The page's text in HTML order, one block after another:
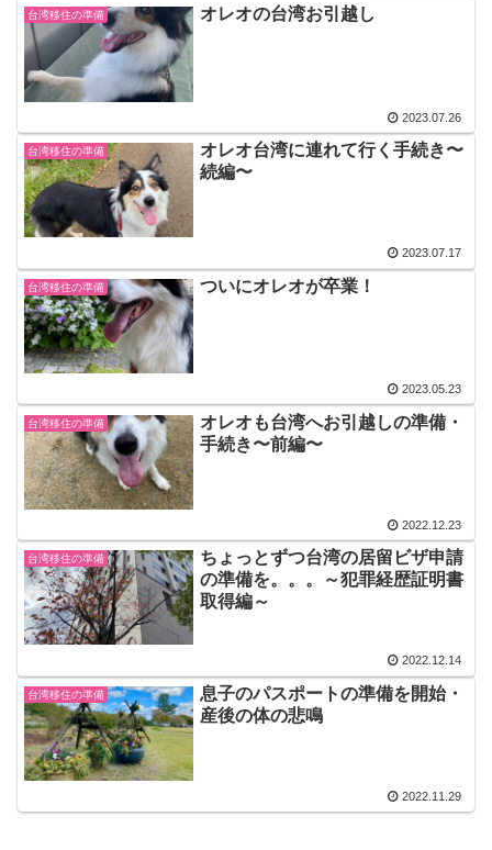
台湾移住の準備 オレオの台湾お引越し
2023.07.26
台湾移住の準備
オレオ台湾に連れて行く手続き〜
続編〜
2023.07.17
台湾移住の準備 ついにオレオが卒業！
2023.05.23
台湾移住の準備
オレオも台湾へお引越しの準備・
手続き〜前編〜
2022.12.23
台湾移住の準備
ちょっとずつ台湾の居留ビザ申請
の準備を。。。～犯罪経歴証明書
取得編～
2022.12.14
台湾移住の準備
息子のパスポートの準備を開始・
産後の体の悲鳴
2022.11.29